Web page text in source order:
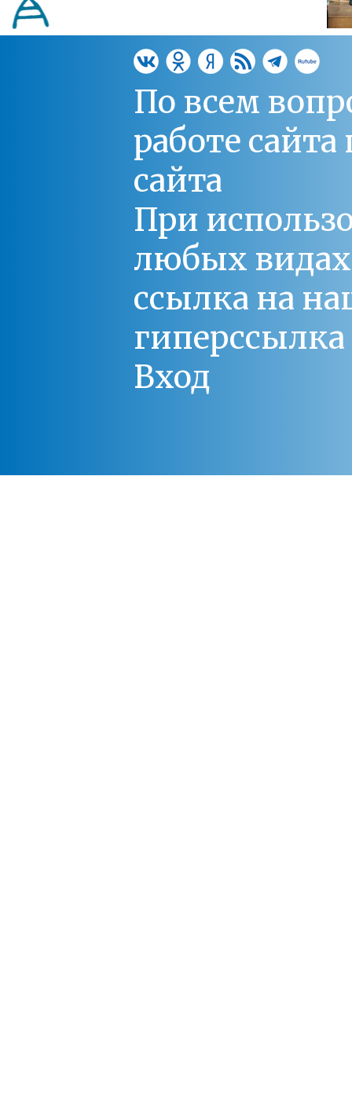
По всем
работе
сайта
При
любых
ссылка на
Вход